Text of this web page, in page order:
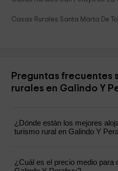
Casas Rurales Santa Marta De
Preguntas frecuentes
rurales en Galindo Y
¿Dónde están los mejores
turismo rural en Galindo Y
¿Cuál es el precio medio para